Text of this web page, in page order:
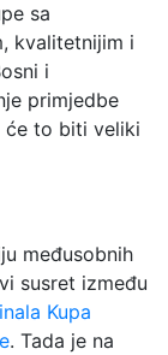
sa
kvalitetnijim i
i
primjedbe
će to biti veliki
međusobnih
susret između
Kupa
. Tada je na